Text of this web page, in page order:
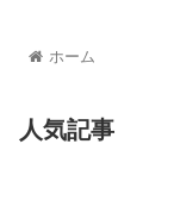
ホーム
人気記事